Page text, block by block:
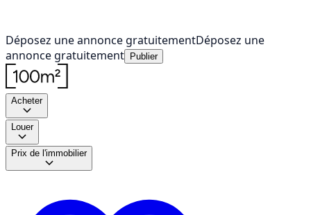
Déposez une annonce gratuitementDéposez une
annonce gratuitement
Publier
Acheter
Louer
Prix de l'immobilier